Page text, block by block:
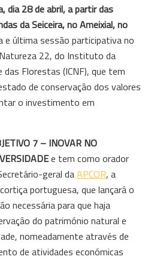
dia 28 de abril, a partir das
da Seiceira, no Ameixial, no
e última sessão participativa no
22, do Instituto da
Florestas (ICNF), que tem
de conservação dos valores
o investimento em
7 – INOVAR NO
e tem como orador
geral daAPCOR, a
portuguesa, que lançará o
necessária para que haja
do património natural e
nomeadamente através de
de atividades económicas